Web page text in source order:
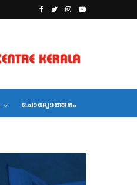
ചോദ്യോത്തരം